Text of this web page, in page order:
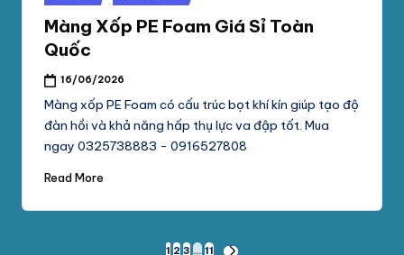
in
Màng Xốp PE Foam Giá Sỉ Toàn
Quốc
16/06/2026
Màng xốp PE Foam có cấu trúc bọt khí kín giúp tạo độ
đàn hồi và khả năng hấp thụ lực va đập tốt. Mua
ngay 0325738883 - 0916527808
Read More
1 2 3 … 11